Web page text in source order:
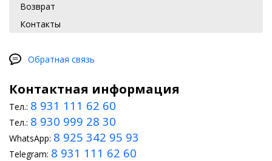
позволяющих улучшить качество освещения.
При внутренней модернизации можно поменять кресла,
установить подлокотники, вмонтировать систему подогрева
совершенства нет границ. Грамотный и «дозированный»
тюнинг, а также широкий ассортимент деталей для
модернизации позволит преобразовать ваш обычный ситикар
в уникальный спортивный автомобиль.
Возврат
Контакты
Обратная связь
Контактная информация
Тел.: 8 931 111 62 60
Тел.: 8 930 999 28 30
WhatsApp: 8 925 342 95 93
Telegram: 8 931 111 62 60